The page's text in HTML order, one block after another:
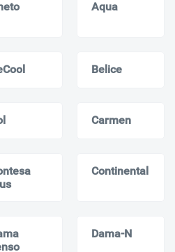
Aqua
Belice
Carmen
Continental
Dama-N